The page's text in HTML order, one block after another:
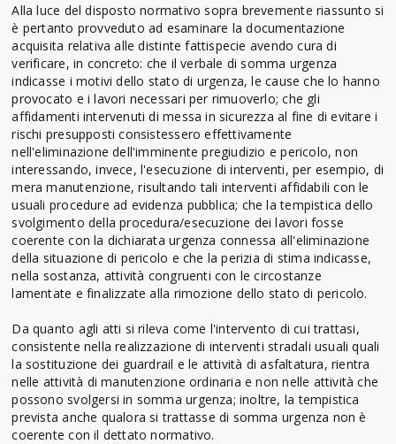
Alla luce del disposto normativo sopra brevemente riassunto si
è pertanto provveduto ad esaminare la documentazione
acquisita relativa alle distinte fattispecie avendo cura di
verificare, in concreto: che il verbale di somma urgenza
indicasse i motivi dello stato di urgenza, le cause che lo hanno
provocato e i lavori necessari per rimuoverlo; che gli
affidamenti intervenuti di messa in sicurezza al fine di evitare i
rischi presupposti consistessero effettivamente
nell'eliminazione dell'imminente pregiudizio e pericolo, non
interessando, invece, l'esecuzione di interventi, per esempio, di
mera manutenzione, risultando tali interventi affidabili con le
usuali procedure ad evidenza pubblica; che la tempistica dello
svolgimento della procedura/esecuzione dei lavori fosse
coerente con la dichiarata urgenza connessa all'eliminazione
della situazione di pericolo e che la perizia di stima indicasse,
nella sostanza, attività congruenti con le circostanze
lamentate e finalizzate alla rimozione dello stato di pericolo.
Da quanto agli atti si rileva come l'intervento di cui trattasi,
consistente nella realizzazione di interventi stradali usuali quali
la sostituzione dei guardrail e le attività di asfaltatura, rientra
nelle attività di manutenzione ordinaria e non nelle attività che
possono svolgersi in somma urgenza; inoltre, la tempistica
prevista anche qualora si trattasse di somma urgenza non è
coerente con il dettato normativo.